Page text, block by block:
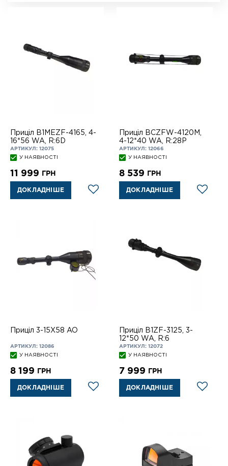
Приціл B1MEZF-4165, 4-
16*56 WA, R:6D
АРТИКУЛ: 12075
У НАЯВНОСТІ
11 999 ГРН
ДОКЛАДНІШЕ
Приціл BCZFW-4120M,
4-12*40 WA, R:28P
АРТИКУЛ: 12066
У НАЯВНОСТІ
8 539 ГРН
ДОКЛАДНІШЕ
Приціл 3-15X58 AO
АРТИКУЛ: 12086
У НАЯВНОСТІ
8 199 ГРН
ДОКЛАДНІШЕ
Приціл B1ZF-3125, 3-
12*50 WA, R:6
АРТИКУЛ: 12072
У НАЯВНОСТІ
7 999 ГРН
ДОКЛАДНІШЕ